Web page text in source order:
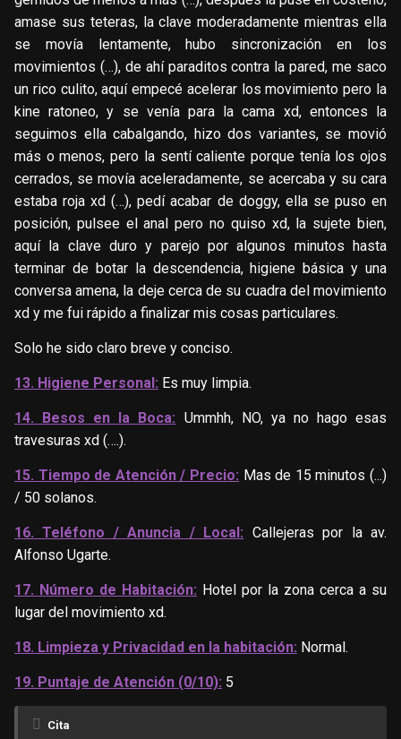
amase sus teteras, la clave moderadamente mientras ella
se movía lentamente, hubo sincronización en los
movimientos (…), de ahí paraditos contra la pared, me saco
un rico culito, aquí empecé acelerar los movimiento pero la
kine ratoneo, y se venía para la cama xd, entonces la
seguimos ella cabalgando, hizo dos variantes, se movió
más o menos, pero la sentí caliente porque tenía los ojos
cerrados, se movía aceleradamente, se acercaba y su cara
estaba roja xd (…), pedí acabar de doggy, ella se puso en
posición, pulsee el anal pero no quiso xd, la sujete bien,
aquí la clave duro y parejo por algunos minutos hasta
terminar de botar la descendencia, higiene básica y una
conversa amena, la deje cerca de su cuadra del movimiento
xd y me fui rápido a finalizar mis cosas particulares.
Solo he sido claro breve y conciso.
13. Higiene Personal: Es muy limpia.
14. Besos en la Boca: Ummhh, NO, ya no hago esas
travesuras xd (….).
15. Tiempo de Atención / Precio: Mas de 15 minutos (...)
/ 50 solanos.
16. Teléfono / Anuncia / Local: Callejeras por la av.
Alfonso Ugarte.
17. Número de Habitación: Hotel por la zona cerca a su
lugar del movimiento xd.
18. Limpieza y Privacidad en la habitación: Normal.
19. Puntaje de Atención (0/10): 5
Cita